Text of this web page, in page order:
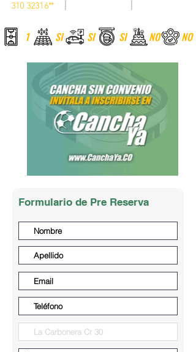
310 32316**
1 SI SI SI NO NO
Formulario de Pre Reserva